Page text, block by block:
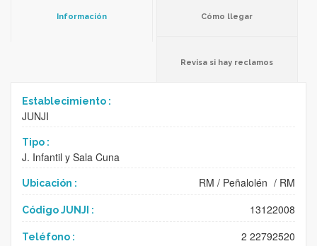
Información Cómo llegar
Revisa si hay reclamos
Establecimiento :
JUNJI
Tipo :
J. Infantil y Sala Cuna
Ubicación : RM / Peñalolén / RM
Código JUNJI : 13122008
Teléfono : 2 22792520